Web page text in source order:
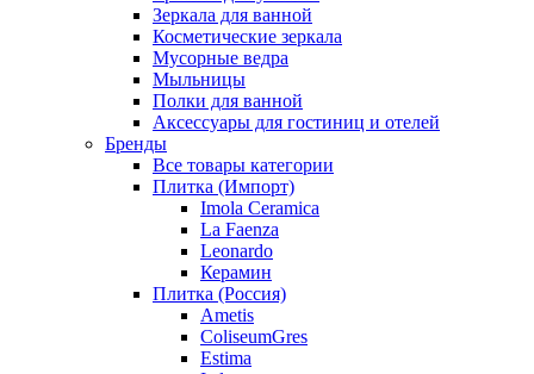
Зеркала для ванной
Косметические зеркала
Мусорные ведра
Мыльницы
Полки для ванной
Аксессуары для гостиниц и отелей
Бренды
Все товары категории
Плитка (Импорт)
Imola Ceramica
La Faenza
Leonardo
Керамин
Плитка (Россия)
Ametis
ColiseumGres
Estima